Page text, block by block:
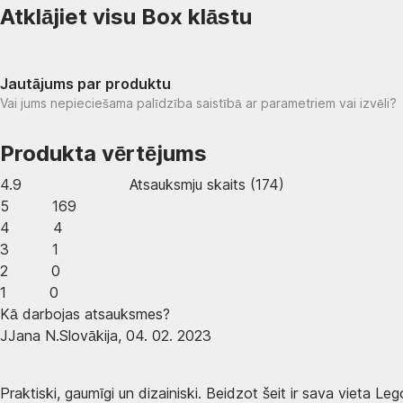
Atklājiet visu Box klāstu
Jautājums par produktu
Vai jums nepieciešama palīdzība saistībā ar parametriem vai izvēli?
Produkta vērtējums
4.9 Atsauksmju skaits (174)
5
169
4
4
3
1
2
0
1
0
Kā darbojas atsauksmes?
JJana N.Slovākija, 04. 02. 2023
Praktiski, gaumīgi un dizainiski. Beidzot šeit ir sava vieta